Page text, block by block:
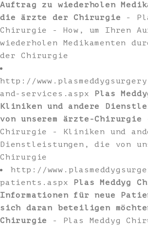
Auftrag zu wiederholen
die ärzte der Chirurgie -
Chirurgie - How, um Ihren
wiederholen Medikamenten
der Chirurgie
http://
and-services.aspx Plas
Kliniken und andere
von unserem ärzte-Chirurgie
Chirurgie - Kliniken und
Dienstleistungen, die von
Chirurgie
http://
patients.aspx Plas Meddyg
Informationen für neue
sich daran beteiligen
Chirurgie
- Plas Meddyg